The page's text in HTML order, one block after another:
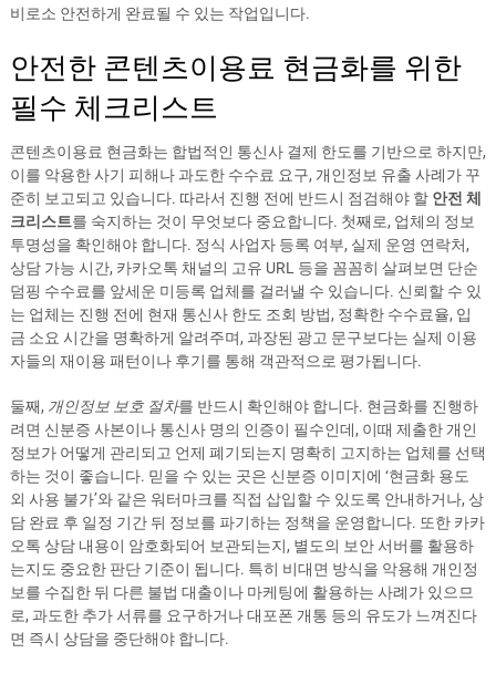
비로소 안전하게 완료될 수 있는 작업입니다.
안전한 콘텐츠이용료 현금화를 위한
필수 체크리스트
콘텐츠이용료 현금화는 합법적인 통신사 결제 한도를 기반으로 하지만,
이를 악용한 사기 피해나 과도한 수수료 요구, 개인정보 유출 사례가 꾸
준히 보고되고 있습니다. 따라서 진행 전에 반드시 점검해야 할 안전 체
크리스트를 숙지하는 것이 무엇보다 중요합니다. 첫째로, 업체의 정보
투명성을 확인해야 합니다. 정식 사업자 등록 여부, 실제 운영 연락처,
상담 가능 시간, 카카오톡 채널의 고유 URL 등을 꼼꼼히 살펴보면 단순
덤핑 수수료를 앞세운 미등록 업체를 걸러낼 수 있습니다. 신뢰할 수 있
는 업체는 진행 전에 현재 통신사 한도 조회 방법, 정확한 수수료율, 입
금 소요 시간을 명확하게 알려주며, 과장된 광고 문구보다는 실제 이용
자들의 재이용 패턴이나 후기를 통해 객관적으로 평가됩니다.
둘째, 개인정보 보호 절차를 반드시 확인해야 합니다. 현금화를 진행하
려면 신분증 사본이나 통신사 명의 인증이 필수인데, 이때 제출한 개인
정보가 어떻게 관리되고 언제 폐기되는지 명확히 고지하는 업체를 선택
하는 것이 좋습니다. 믿을 수 있는 곳은 신분증 이미지에 ‘현금화 용도
외 사용 불가’와 같은 워터마크를 직접 삽입할 수 있도록 안내하거나, 상
담 완료 후 일정 기간 뒤 정보를 파기하는 정책을 운영합니다. 또한 카카
오톡 상담 내용이 암호화되어 보관되는지, 별도의 보안 서버를 활용하
는지도 중요한 판단 기준이 됩니다. 특히 비대면 방식을 악용해 개인정
보를 수집한 뒤 다른 불법 대출이나 마케팅에 활용하는 사례가 있으므
로, 과도한 추가 서류를 요구하거나 대포폰 개통 등의 유도가 느껴진다
면 즉시 상담을 중단해야 합니다.